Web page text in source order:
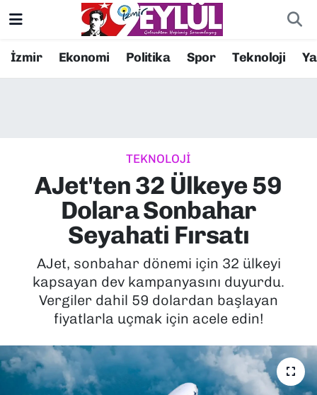
İzmir Ekonomi Politika Spor Teknoloji
TEKNOLOJİ
AJet'ten 32 Ülkeye 59
Dolara Sonbahar
Seyahati Fırsatı
AJet, sonbahar dönemi için 32 ülkeyi
kapsayan dev kampanyasını duyurdu.
Vergiler dahil 59 dolardan başlayan
fiyatlarla uçmak için acele edin!
Resmi İlanlar
EKONOMİ
KÜLTÜR SANAT
MAGAZİN
POLİTİKA
SAĞLIK
SPOR
Konak Nöbetçi Eczaneler
Süper Lig Puan Durumu ve Fikstür
Tüm Manşetler
Son Dakika Haberleri
Haber Arşivi